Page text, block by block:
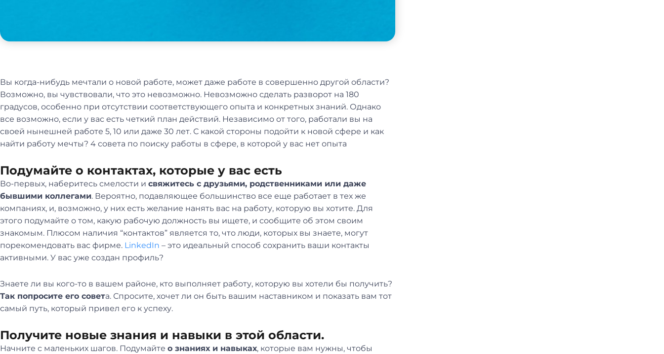
Вы когда-нибудь мечтали о новой работе, может даже работе в совершенно другой области?
Возможно, вы чувствовали, что это невозможно. Невозможно сделать разворот на 180
градусов, особенно при отсутствии соответствующего опыта и конкретных знаний. Однако
все возможно, если у вас есть четкий план действий. Независимо от того, работали вы на
своей нынешней работе 5, 10 или даже 30 лет. С какой стороны подойти к новой сфере и как
найти работу мечты? 4 совета по поиску работы в сфере, в которой у вас нет опыта
Подумайте о контактах, которые у вас есть
Во-первых, наберитесь смелости и свяжитесь с друзьями, родственниками или даже
бывшими коллегами. Вероятно, подавляющее большинство все еще работает в тех же
компаниях, и, возможно, у них есть желание нанять вас на работу, которую вы хотите. Для
этого подумайте о том, какую рабочую должность вы ищете, и сообщите об этом своим
знакомым. Плюсом наличия “контактов” является то, что люди, которых вы знаете, могут
порекомендовать вас фирме. LinkedIn – это идеальный способ сохранить ваши контакты
активными. У вас уже создан профиль?
Знаете ли вы кого-то в вашем районе, кто выполняет работу, которую вы хотели бы получить?
Так попросите его совета. Спросите, хочет ли он быть вашим наставником и показать вам тот
самый путь, который привел его к успеху.
Получите новые знания и навыки в этой области.
Начните с маленьких шагов. Подумайте о знаниях и навыках, которые вам нужны, чтобы